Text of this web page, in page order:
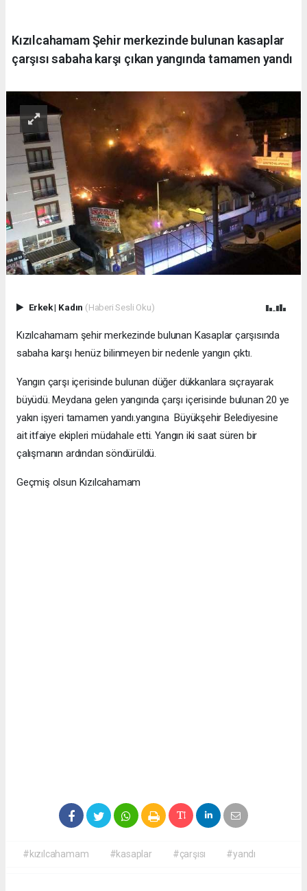
Kızılcahamam Şehir merkezinde bulunan kasaplar
çarşısı sabaha karşı çıkan yangında tamamen yandı
Erkek| Kadın (Haberi Sesli Oku)
Kızılcahamam şehir merkezinde bulunan Kasaplar çarşısında
sabaha karşı henüz bilinmeyen bir nedenle yangın çıktı.
Yangın çarşı içerisinde bulunan düğer dükkanlara sıçrayarak
büyüdü. Meydana gelen yangında çarşı içerisinde bulunan 20 ye
yakın işyeri tamamen yandı.yangına Büyükşehir Belediyesine
ait itfaiye ekipleri müdahale etti. Yangın iki saat süren bir
çalışmanın ardından söndürüldü.
Geçmiş olsun Kızılcahamam
#kızılcahamam #kasaplar #çarşısı #yandı